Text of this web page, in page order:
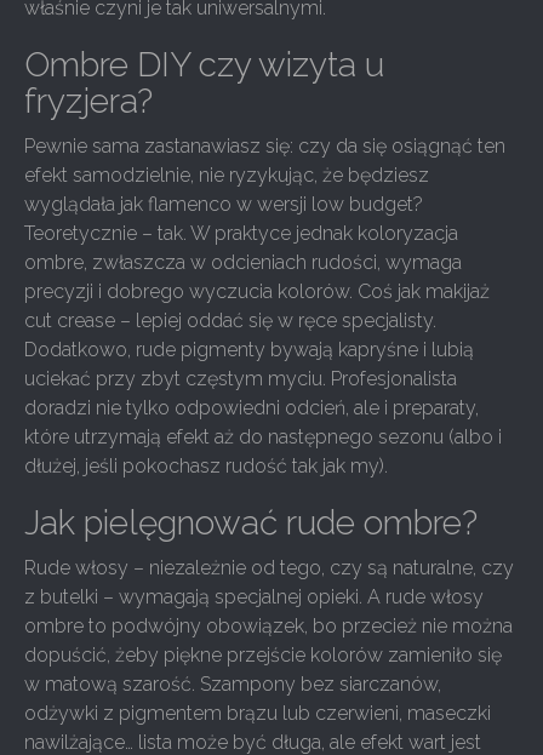
właśnie czyni je tak uniwersalnymi.
Ombre DIY czy wizyta u
fryzjera?
Pewnie sama zastanawiasz się: czy da się osiągnąć ten
efekt samodzielnie, nie ryzykując, że będziesz
wyglądała jak flamenco w wersji low budget?
Teoretycznie – tak. W praktyce jednak koloryzacja
ombre, zwłaszcza w odcieniach rudości, wymaga
precyzji i dobrego wyczucia kolorów. Coś jak makijaż
cut crease – lepiej oddać się w ręce specjalisty.
Dodatkowo, rude pigmenty bywają kapryśne i lubią
uciekać przy zbyt częstym myciu. Profesjonalista
doradzi nie tylko odpowiedni odcień, ale i preparaty,
które utrzymają efekt aż do następnego sezonu (albo i
dłużej, jeśli pokochasz rudość tak jak my).
Jak pielęgnować rude ombre?
Rude włosy – niezależnie od tego, czy są naturalne, czy
z butelki – wymagają specjalnej opieki. A rude włosy
ombre to podwójny obowiązek, bo przecież nie można
dopuścić, żeby piękne przejście kolorów zamieniło się
w matową szarość. Szampony bez siarczanów,
odżywki z pigmentem brązu lub czerwieni, maseczki
nawilżające… lista może być długa, ale efekt wart jest